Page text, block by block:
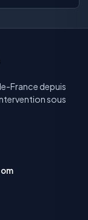
France depuis
sous